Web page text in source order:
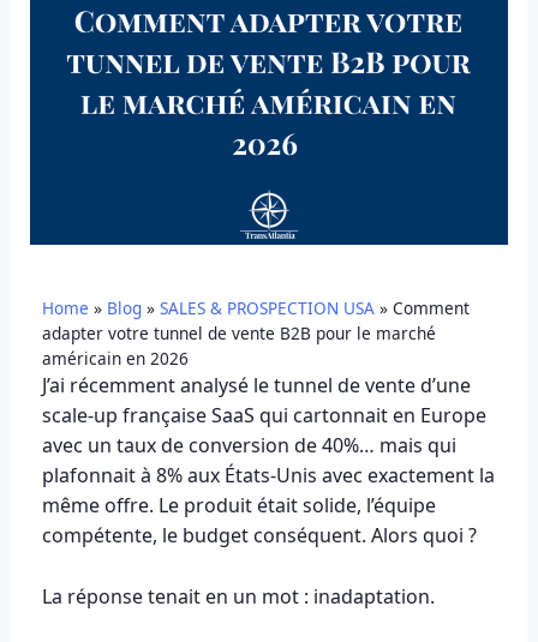
Home » Blog» SALES & PROSPECTION USA» Comment
adapter votre tunnel de vente B2B pour le marché
américain en 2026
J’ai récemment analysé le tunnel de vente d’une
scale-up française SaaS qui cartonnait en Europe
avec un taux de conversion de 40%… mais qui
plafonnait à 8% aux États-Unis avec exactement la
même offre. Le produit était solide, l’équipe
compétente, le budget conséquent. Alors quoi ?
La réponse tenait en un mot : inadaptation.